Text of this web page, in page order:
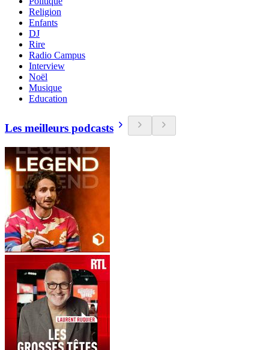
Religion
Enfants
DJ
Rire
Radio Campus
Interview
Noël
Musique
Education
Les meilleurs podcasts